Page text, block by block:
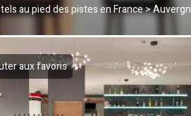
au pied des pistes en France>
aux favoris